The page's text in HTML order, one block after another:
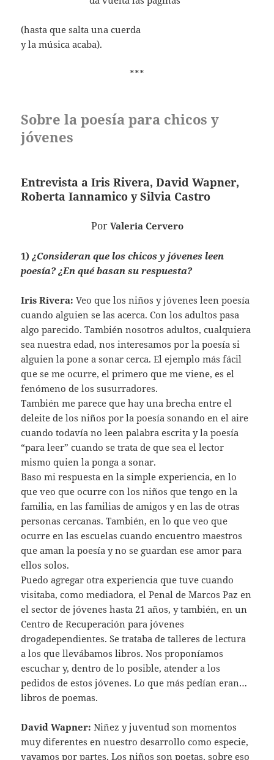
(hasta que salta una cuerda
y la música acaba).
***
Sobre la poesía para chicos y
jóvenes
Entrevista a Iris Rivera, David Wapner,
Roberta Iannamico y Silvia Castro
Por Valeria Cervero
1)¿Consideran que los chicos y jóvenes leen
poesía? ¿En qué basan su respuesta?
Iris Rivera: Veo que los niños y jóvenes leen poesía
cuando alguien se las acerca. Con los adultos pasa
algo parecido. También nosotros adultos, cualquiera
sea nuestra edad, nos interesamos por la poesía si
alguien la pone a sonar cerca. El ejemplo más fácil
que se me ocurre, el primero que me viene, es el
fenómeno de los susurradores.
También me parece que hay una brecha entre el
deleite de los niños por la poesía sonando en el aire
cuando todavía no leen palabra escrita y la poesía
“para leer” cuando se trata de que sea el lector
mismo quien la ponga a sonar.
Baso mi respuesta en la simple experiencia, en lo
que veo que ocurre con los niños que tengo en la
familia, en las familias de amigos y en las de otras
personas cercanas. También, en lo que veo que
ocurre en las escuelas cuando encuentro maestros
que aman la poesía y no se guardan ese amor para
ellos solos.
Puedo agregar otra experiencia que tuve cuando
visitaba, como mediadora, el Penal de Marcos Paz en
el sector de jóvenes hasta 21 años, y también, en un
Centro de Recuperación para jóvenes
drogadependientes. Se trataba de talleres de lectura
a los que llevábamos libros. Nos proponíamos
escuchar y, dentro de lo posible, atender a los
pedidos de estos jóvenes. Lo que más pedían eran…
libros de poemas.
David Wapner:Niñez y juventud son momentos
muy diferentes en nuestro desarrollo como especie,
vayamos por partes. Los niños son poetas, sobre eso